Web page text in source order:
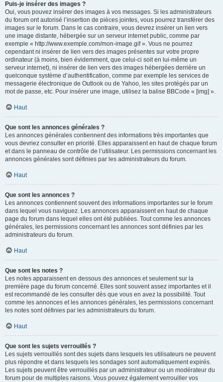
Puis-je insérer des images ?
Oui, vous pouvez insérer des images à vos messages. Si les administrateurs
du forum ont autorisé l’insertion de pièces jointes, vous pourrez transférer des
images sur le forum. Dans le cas contraire, vous devrez insérer un lien vers
une image distante, hébergée sur un serveur internet public, comme par
exemple « http://www.exemple.com/mon-image.gif ». Vous ne pourrez
cependant ni insérer de lien vers des images présentes sur votre propre
ordinateur (à moins, bien évidemment, que celui-ci soit en lui-même un
serveur internet), ni insérer de lien vers des images hébergées derrière un
quelconque système d’authentification, comme par exemple les services de
messagerie électronique de Outlook ou de Yahoo, les sites protégés par un
mot de passe, etc. Pour insérer une image, utilisez la balise BBCode « [img] ».
Haut
Que sont les annonces générales ?
Les annonces générales contiennent des informations très importantes que
vous devriez consulter en priorité. Elles apparaissent en haut de chaque forum
et dans le panneau de contrôle de l’utilisateur. Les permissions concernant les
annonces générales sont définies par les administrateurs du forum.
Haut
Que sont les annonces ?
Les annonces contiennent souvent des informations importantes sur le forum
dans lequel vous naviguez. Les annonces apparaissent en haut de chaque
page du forum dans lequel elles ont été publiées. Tout comme les annonces
générales, les permissions concernant les annonces sont définies par les
administrateurs du forum.
Haut
Que sont les notes ?
Les notes apparaissent en dessous des annonces et seulement sur la
première page du forum concerné. Elles sont souvent assez importantes et il
est recommandé de les consulter dès que vous en avez la possibilité. Tout
comme les annonces et les annonces générales, les permissions concernant
les notes sont définies par les administrateurs du forum.
Haut
Que sont les sujets verrouillés ?
Les sujets verrouillés sont des sujets dans lesquels les utilisateurs ne peuvent
plus répondre et dans lesquels les sondages sont automatiquement expirés.
Les sujets peuvent être verrouillés par un administrateur ou un modérateur du
forum pour de multiples raisons. Vous pouvez également verrouiller vos